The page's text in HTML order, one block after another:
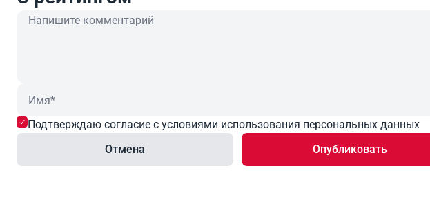
Подтверждаю согласие с условиями использования персональных данных
Отмена
Опубликовать